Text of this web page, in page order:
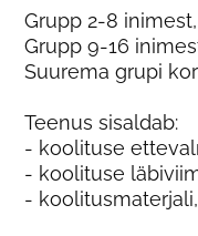
Grupp 2-8
Grupp 9-16
Suurema grupi
Teenus sisaldab:
- koolituse
- koolituse
-